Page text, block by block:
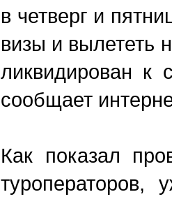
в четверг и
визы и вылететь
ликвидирован к
сообщает
Как показал